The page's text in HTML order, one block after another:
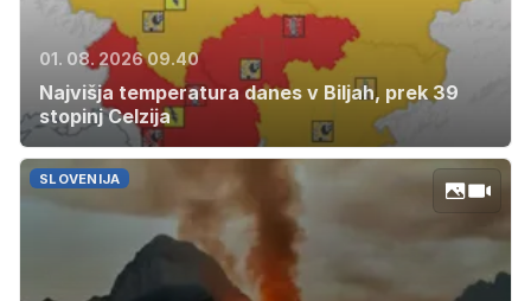
01. 08. 2026 09.40
Najvišja temperatura danes v Biljah, prek 39
stopinj Celzija
SLOVENIJA